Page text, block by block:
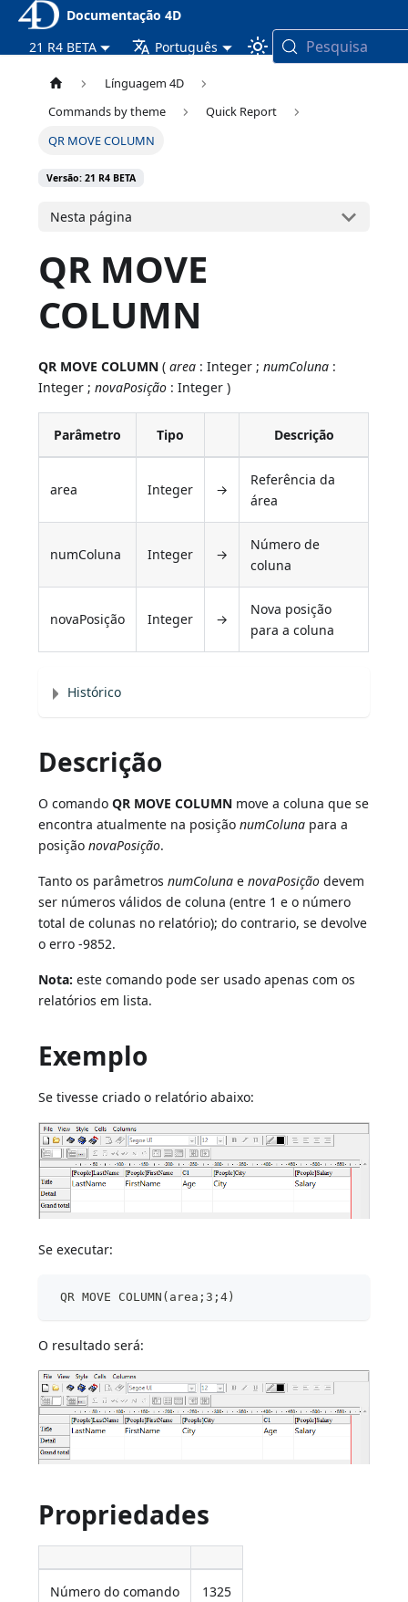
Documentação 4D
21 R4 BETA
Português Pesquisa
Línguagem 4D
Commands by theme
Quick Report
QR MOVE COLUMN
Versão: 21 R4 BETA
Nesta página
QR MOVE
COLUMN
QR MOVE COLUMN (area : Integer ;numColuna :
Integer ;novaPosição : Integer )
Parâmetro Tipo Descrição
area Integer →
Referência da
área
numColuna Integer →
Número de
coluna
novaPosição Integer →
Nova posição
para a coluna
Histórico
Descrição
O comandoQR MOVE COLUMN move a coluna que se
encontra atualmente na posiçãonumColuna para a
posiçãonovaPosição.
Tanto os parâmetrosnumColuna enovaPosição devem
ser números válidos de coluna (entre 1 e o número
total de colunas no relatório); do contrario, se devolve
o erro -9852.
Nota: este comando pode ser usado apenas com os
relatórios em lista.
Exemplo
Se tivesse criado o relatório abaixo:
Se executar:
QR MOVE COLUMN(area;3;4)
O resultado será:
Propriedades
Número do comando 1325